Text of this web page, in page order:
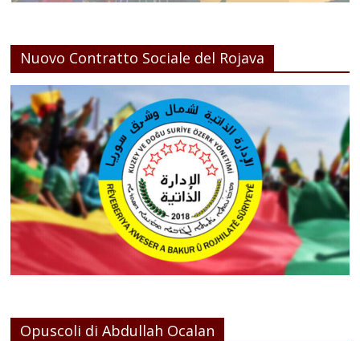
Nuovo Contratto Sociale del Rojava
Opuscoli di Abdullah Ocalan